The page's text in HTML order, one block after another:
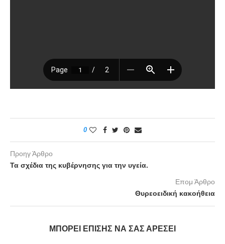
0
Προηγ Άρθρο
Τα σχέδια της κυβέρνησης για την υγεία.
Επομ Άρθρο
Θυρεοειδική κακοήθεια
ΜΠΟΡΕΊ ΕΠΊΣΗΣ ΝΑ ΣΑΣ ΑΡΈΣΕΙ